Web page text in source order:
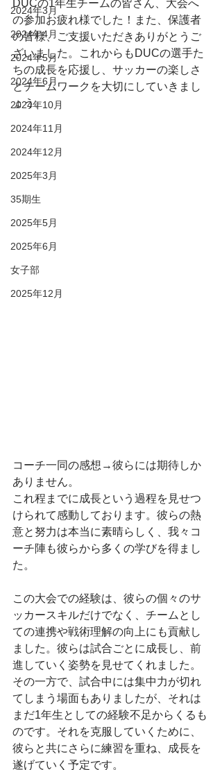
2024年3月
2024年4月
2024年5月
2024年6月
2024年10月
2024年11月
2024年12月
2025年3月
35期生
2025年5月
2025年6月
女子部
2025年12月
DUCの1年生チームの皆さん、大会へ
の参加お疲れ様でした！また、保護者
の皆様、ご支援いただきありがとうご
ざいました。これからもDUCの選手た
ちの成長を応援し、サッカーの楽しさ
とチームワークを大切にしていきまし
ょう。
コーチ一同の感想→彼らには期待しか
ありません。
これ程までに成長という過程を見せつ
けられて感動しております。彼らの熱
意と努力は本当に素晴らしく、我々コ
ーチ陣も彼らから多くの学びを得まし
た。
この大会での経験は、彼らの個々のサ
ッカースキルだけでなく、チームとし
ての連携や戦術理解の向上にも貢献し
ました。彼らは試合ごとに成長し、前
進していく姿勢を見せてくれました。
その一方で、試合中には集中力が切れ
てしまう場面もありましたが、それは
まだ1年生としての経験不足からくるも
のです。それを克服していくために、
彼らと共にさらに練習を重ね、成長を
遂げていく予定です。